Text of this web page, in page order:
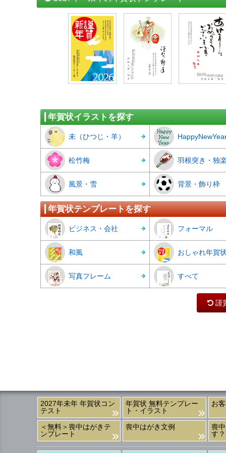
年賀状イラストを探す
未（ひつじ・羊）
松竹梅 羽根突き・独
風景・雪 背景・飾り枠
年賀状テンプレートを探す
ビジネス・会社 フォーマル
和風 おしゃれ年賀
写真フレーム すべて
謹
2027年未年 年賀状コン
テスト
年賀状 無料テンプレー
ト・イラスト
お
＜無料＞喪中はがきテ
ンプレート
喪中はがき文例
喪
す